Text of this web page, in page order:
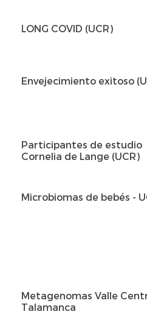
LONG COVID (UCR)
Envejecimiento exitoso
Participantes de estudio
Cornelia de Lange (UCR)
Microbiomas de bebés -
Metagenomas Valle
Talamanca